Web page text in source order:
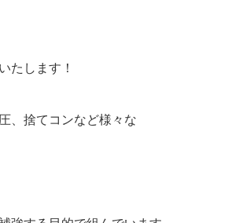
たします！
、捨てコンなど様々な